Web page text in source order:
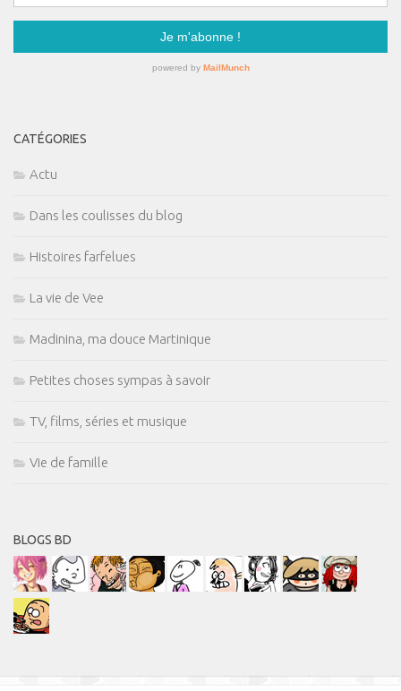
CATÉGORIES
Actu
Dans les coulisses du blog
Histoires farfelues
La vie de Vee
Madinina, ma douce Martinique
Petites choses sympas à savoir
TV, films, séries et musique
Vie de famille
BLOGS BD